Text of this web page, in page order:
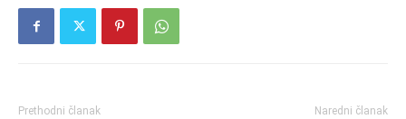
Prethodni članak Naredni članak